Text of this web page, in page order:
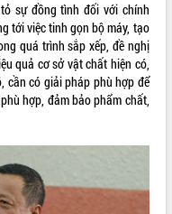
sự đồng tình đối với chính
tới việc tinh gọn bộ máy, tạo
quá trình sắp xếp, đề nghị
quả cơ sở vật chất hiện có,
cần có giải pháp phù hợp để
hợp, đảm bảo phẩm chất,